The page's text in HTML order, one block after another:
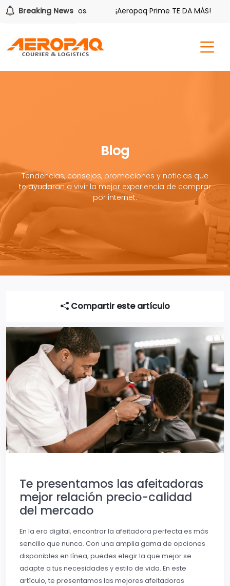
Breaking News
sus beneficios. ¡Aeropaq Prime TE DA MÁS!
Blog
Tendencias, consejos, promociones y noticias que
te ayudaran a vivir la mejor experiencia de comprar
por internet.
Compartir este artículo
Te presentamos las afeitadoras
mejor relación precio-calidad
del mercado
En la era digital, encontrar la afeitadora perfecta es más
sencillo que nunca. Con una amplia gama de opciones
disponibles en línea, puedes elegir la que mejor se
adapte a tus necesidades y estilo de vida. En este
artículo, te presentamos las mejores afeitadoras